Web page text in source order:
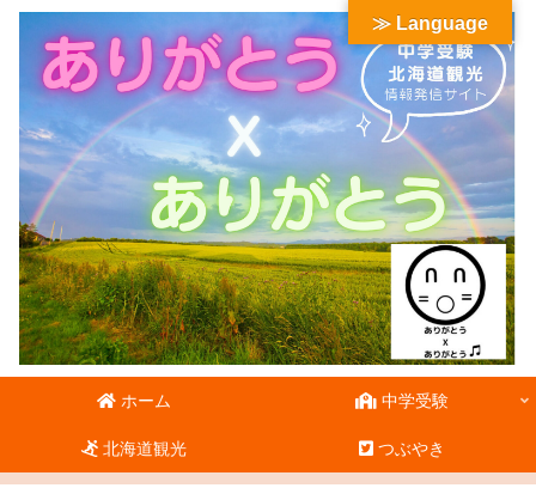
ホーム 中学受験
北海道観光 つぶやき
≫ Language